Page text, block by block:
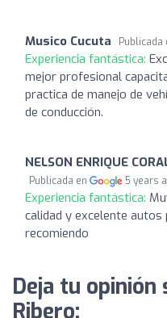
Musico Cucuta Publicada
Experiencia fantástica:
mejor profesional
practica de manejo de
de conducción.
NELSON ENRIQUE
Publicada en 5 years
Experiencia fantástica:
calidad y excelente autos
recomiendo
Deja tu opinión
Ribero: